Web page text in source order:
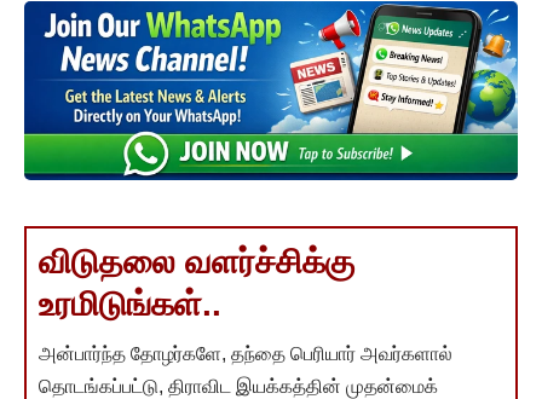
விடுதலை வளர்ச்சிக்கு
உரமிடுங்கள்..
அன்பார்ந்த தோழர்களே, தந்தை பெரியார் அவர்களால்
தொடங்கப்பட்டு, திராவிட இயக்கத்தின் முதன்மைக்